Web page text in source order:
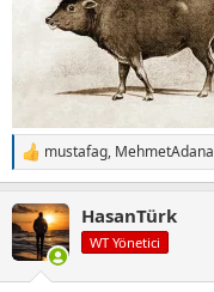
T
e
k
i
l
mustafag, MehmetAdana
HasanTürk
WT Yönetici